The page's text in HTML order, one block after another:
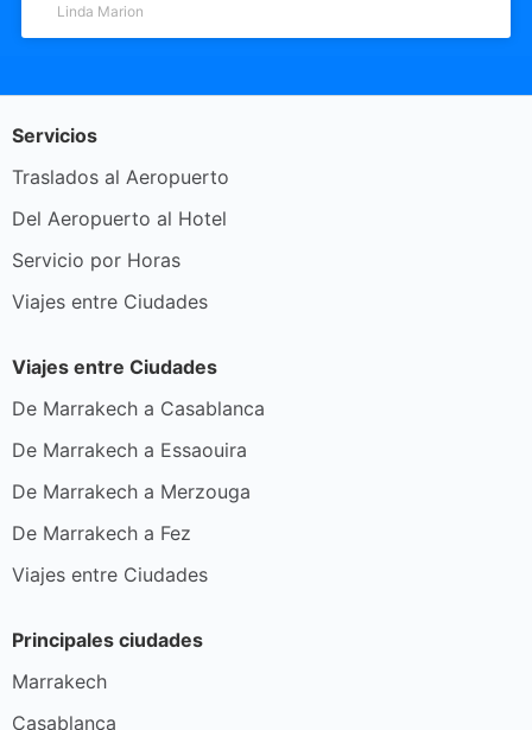
Linda Marion
Servicios
Traslados al Aeropuerto
Del Aeropuerto al Hotel
Servicio por Horas
Viajes entre Ciudades
Viajes entre Ciudades
De Marrakech a Casablanca
De Marrakech a Essaouira
De Marrakech a Merzouga
De Marrakech a Fez
Viajes entre Ciudades
Principales ciudades
Marrakech
Casablanca